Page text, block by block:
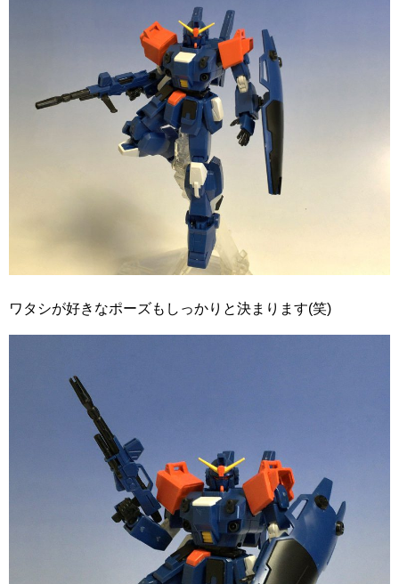
ワタシが好きなポーズもしっかりと決まります(笑)